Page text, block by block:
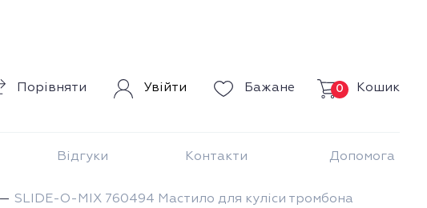
Порівняти Увійти Бажане Кошик
0
Відгуки Контакти Допомога
SLIDE-O-MIX 760494 Мастило для куліси тромбона